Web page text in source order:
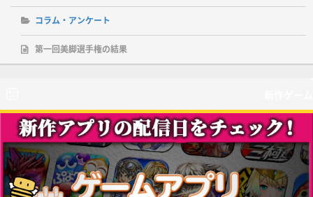
コラム・アンケート
第一回美脚選手権の結果